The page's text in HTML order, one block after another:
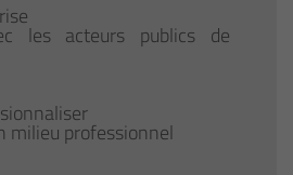
les acteurs publics de
milieu professionnel